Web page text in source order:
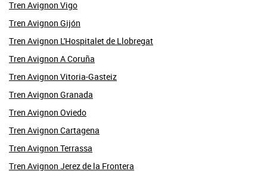
Tren Avignon Vigo
Tren Avignon Gijón
Tren Avignon L'Hospitalet de Llobregat
Tren Avignon A Coruña
Tren Avignon Vitoria-Gasteiz
Tren Avignon Granada
Tren Avignon Oviedo
Tren Avignon Cartagena
Tren Avignon Terrassa
Tren Avignon Jerez de la Frontera